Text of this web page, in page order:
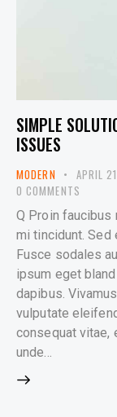
SIMPLE
ISSUES
MODERN APRIL
0 COMMENTS
Q Proin faucibus
mi tincidunt. Sed
Fusce sodales
ipsum eget
dapibus.
vulputate
consequat vitae,
unde…